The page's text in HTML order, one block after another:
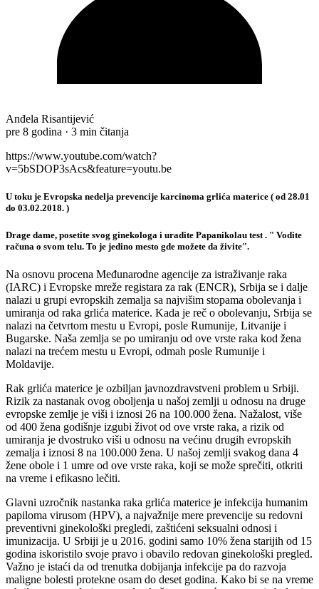
Anđela Risantijević
pre 8 godina · 3 min čitanja
https://www.youtube.com/watch?
v=5bSDOP3sAcs&feature=youtu.be
U toku je Evropska nedelja prevencije karcinoma grlića materice ( od 28.01
do 03.02.2018. )
Drage dame, posetite svog ginekologa i uradite Papanikolau test . " Vodite
računa o svom telu. To je jedino mesto gde možete da živite".
Na osnovu procena Međunarodne agencije za istraživanje raka
(IARC) i Evropske mreže registara za rak (ENCR), Srbija se i dalje
nalazi u grupi evropskih zemalja sa najvišim stopama obolevanja i
umiranja od raka grlića materice. Kada je reč o obolevanju, Srbija se
nalazi na četvrtom mestu u Evropi, posle Rumunije, Litvanije i
Bugarske. Naša zemlja se po umiranju od ove vrste raka kod žena
nalazi na trećem mestu u Evropi, odmah posle Rumunije i
Moldavije.
Rak grlića materice je ozbiljan javnozdravstveni problem u Srbiji.
Rizik za nastanak ovog oboljenja u našoj zemlji u odnosu na druge
evropske zemlje je viši i iznosi 26 na 100.000 žena. Nažalost, više
od 400 žena godišnje izgubi život od ove vrste raka, a rizik od
umiranja je dvostruko viši u odnosu na većinu drugih evropskih
zemalja i iznosi 8 na 100.000 žena. U našoj zemlji svakog dana 4
žene obole i 1 umre od ove vrste raka, koji se može sprečiti, otkriti
na vreme i efikasno lečiti.
Glavni uzročnik nastanka raka grlića materice je infekcija humanim
papiloma virusom (HPV), a najvažnije mere prevencije su redovni
preventivni ginekološki pregledi, zaštićeni seksualni odnosi i
imunizacija. U Srbiji je u 2016. godini samo 10% žena starijih od 15
godina iskoristilo svoje pravo i obavilo redovan ginekološki pregled.
Važno je istaći da od trenutka dobijanja infekcije pa do razvoja
maligne bolesti protekne osam do deset godina. Kako bi se na vreme